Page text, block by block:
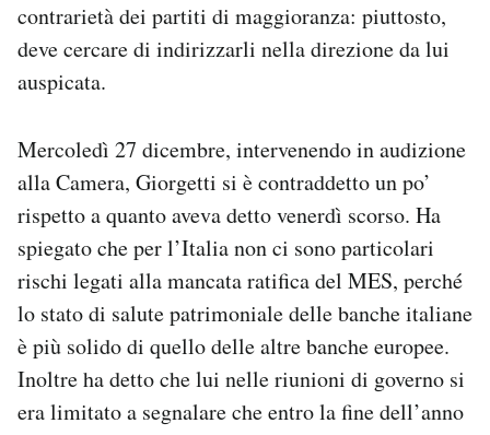
contrarietà dei partiti di maggioranza: piuttosto,
deve cercare di indirizzarli nella direzione da lui
auspicata.
Mercoledì 27 dicembre, intervenendo in audizione
alla Camera, Giorgetti si è contraddetto un po’
rispetto a quanto aveva detto venerdì scorso. Ha
spiegato che per l’Italia non ci sono particolari
rischi legati alla mancata ratifica del MES, perché
lo stato di salute patrimoniale delle banche italiane
è più solido di quello delle altre banche europee.
Inoltre ha detto che lui nelle riunioni di governo si
era limitato a segnalare che entro la fine dell’anno